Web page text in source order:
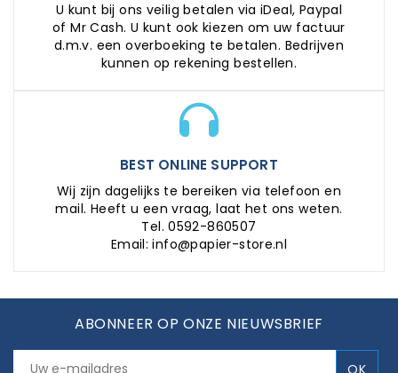
U kunt bij ons veilig betalen via iDeal, Paypal
of Mr Cash. U kunt ook kiezen om uw factuur
d.m.v. een overboeking te betalen. Bedrijven
kunnen op rekening bestellen.
BEST ONLINE SUPPORT
Wij zijn dagelijks te bereiken via telefoon en
mail. Heeft u een vraag, laat het ons weten.
Tel. 0592-860507
Email: info@papier-store.nl
ABONNEER OP ONZE NIEUWSBRIEF